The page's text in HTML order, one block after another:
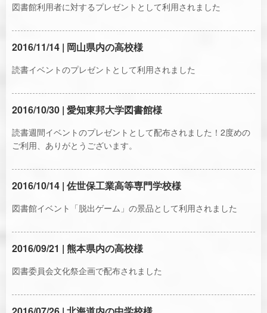
図書館利用者に対するプレゼントとして利用されました
2016/11/14 | 岡山県内の高校様
読書イベントのプレゼントとして利用されました
2016/10/30 | 愛知東邦大学図書館様
読書週間イベントのプレゼントとして配布されました！2度めの
ご利用、ありがとうございます。
2016/10/14 | 佐世保工業高等専門学校様
図書館イベント「脱出ゲーム」の景品として利用されました
2016/09/21 | 熊本県内の高校様
図書委員会文化祭企画で配布されました